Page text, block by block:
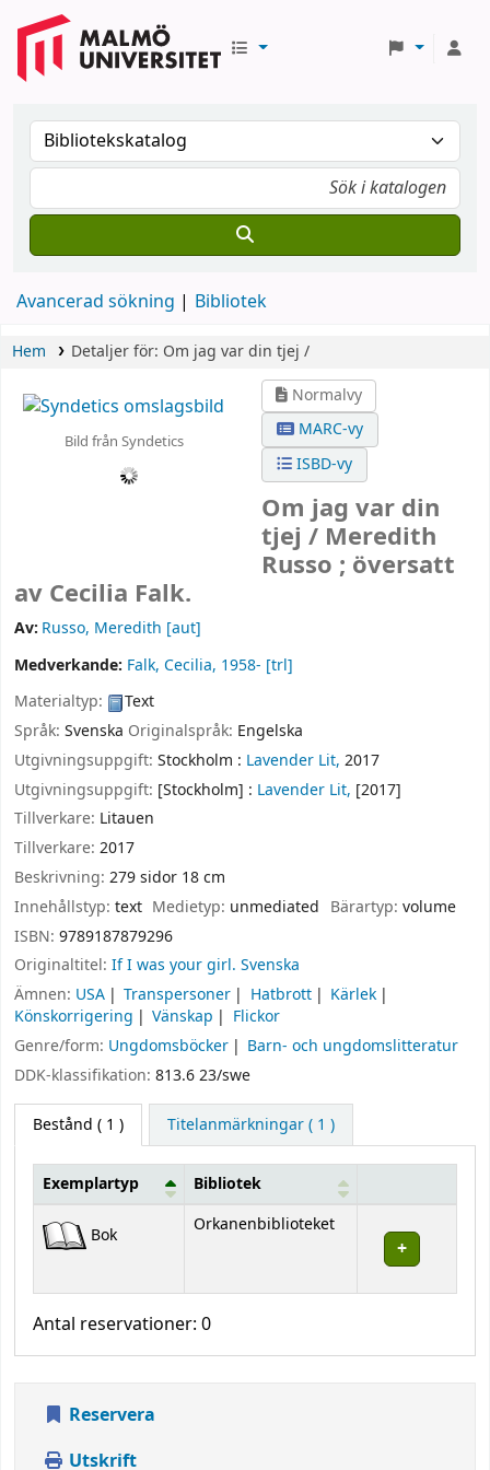
Avancerad sökning Bibliotek
Hem Detaljer för: Om jag var din tjej /
Bild från Syndetics
Normalvy
MARC-vy
ISBD-vy
Om jag var din
tjej / Meredith
Russo ; översatt
av Cecilia Falk.
Av: Russo, Meredith [aut]
Medverkande: Falk, Cecilia, 1958- [trl]
Materialtyp:
Text
Språk: Svenska Originalspråk: Engelska
Utgivningsuppgift: Stockholm : Lavender Lit, 2017
Utgivningsuppgift: [Stockholm] : Lavender Lit, [2017]
Tillverkare: Litauen
Tillverkare: 2017
Beskrivning: 279 sidor 18 cm
Innehållstyp: text Medietyp: unmediated Bärartyp: volume
ISBN: 9789187879296
Originaltitel: If I was your girl. Svenska
Ämnen: USA Transpersoner Hatbrott
Kärlek
Könskorrigering
Vänskap
Flickor
Genre/form: Ungdomsböcker
Barn- och ungdomslitteratur
DDK-klassifikation: 813.6 23/swe
Bestånd ( 1 ) Titelanmärkningar ( 1 )
Exemplartyp Bibliotek
Bok Orkanenbiblioteket
Antal reservationer: 0
Reservera
Utskrift